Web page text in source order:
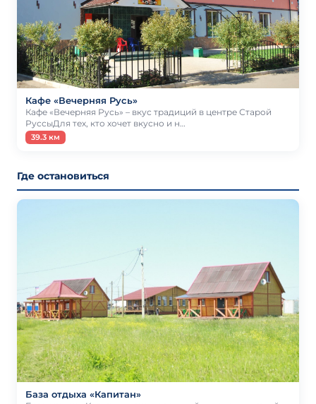
Кафе «Вечерняя Русь»
Кафе «Вечерняя Русь» – вкус традиций в центре Старой
РуссыДля тех, кто хочет вкусно и н…
39.3 км
Где остановиться
База отдыха «Капитан»